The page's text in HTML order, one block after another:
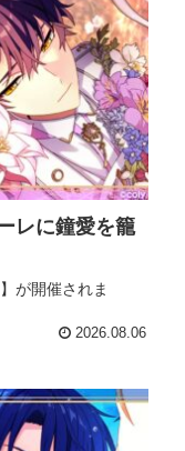
レに鐘愛を籠
が開催されま
2026.08.06